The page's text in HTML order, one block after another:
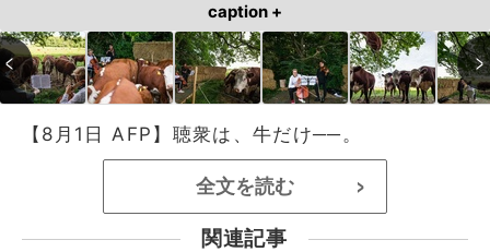
caption +
【8月1日 AFP】聴衆は、牛だけ──。
全文を読む >
関連記事